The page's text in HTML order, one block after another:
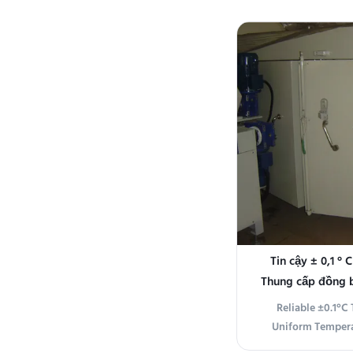
Temperature
is a precision
from high-quality
Tin cậy ± 0,1 °
Thung cấp
thuật số LED
Reliable
Uniform
Display Product